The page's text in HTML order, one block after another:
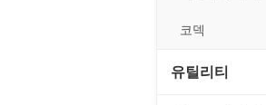
코덱
유틸리티